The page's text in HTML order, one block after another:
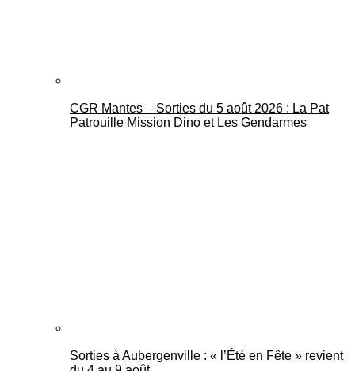
CGR Mantes – Sorties du 5 août 2026 : La Pat
Patrouille Mission Dino et Les Gendarmes
Sorties à Aubergenville : « l’Été en Fête » revient